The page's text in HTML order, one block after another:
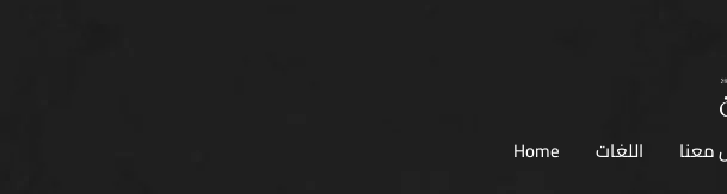
معنا اللغات Home